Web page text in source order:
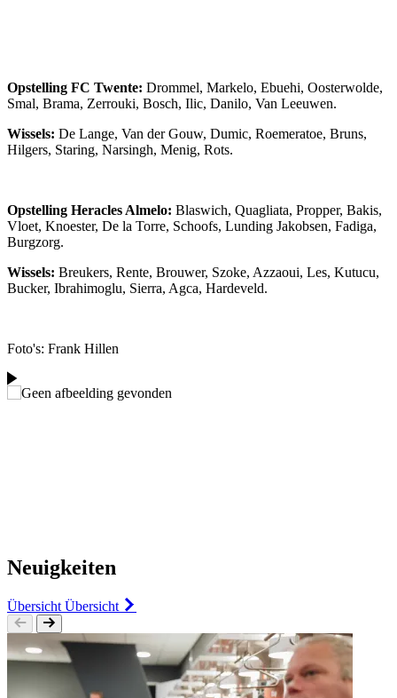
Opstelling FC Twente: Drommel, Markelo, Ebuehi, Oosterwolde,
Smal, Brama, Zerrouki, Bosch, Ilic, Danilo, Van Leeuwen.
Wissels: De Lange, Van der Gouw, Dumic, Roemeratoe, Bruns,
Hilgers, Staring, Narsingh, Menig, Rots.
Opstelling Heracles Almelo: Blaswich, Quagliata, Propper, Bakis,
Vloet, Knoester, De la Torre, Schoofs, Lunding Jakobsen, Fadiga,
Burgzorg.
Wissels: Breukers, Rente, Brouwer, Szoke, Azzaoui, Les, Kutucu,
Bucker, Ibrahimoglu, Sierra, Agca, Hardeveld.
Foto's: Frank Hillen
Neuigkeiten
Übersicht Übersicht